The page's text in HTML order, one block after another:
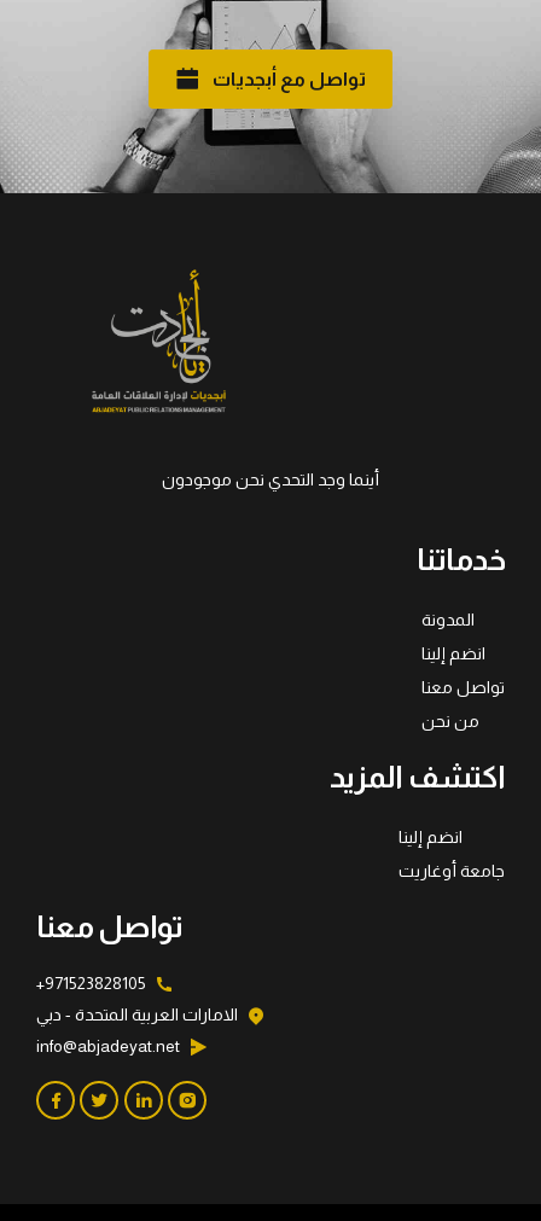
تواصل مع أبجديات
أينما وجد التحدي نحن موجودون
خدماتنا
المدونة
انضم إلينا
تواصل معنا
من نحن
اكتشف المزيد
انضم إلينا
جامعة أوغاريت
تواصل معنا
971523828105+
الامارات العربية المتحدة - دبي
info@abjadeyat.net